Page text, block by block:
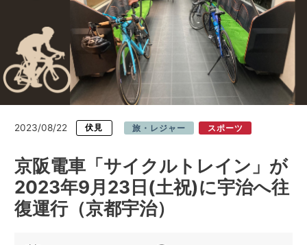
2023/08/22 伏見 旅・レジャー スポーツ
京阪電車「サイクルトレイン」が
2023年9月23日(土祝)に宇治へ往
復運行（京都宇治）